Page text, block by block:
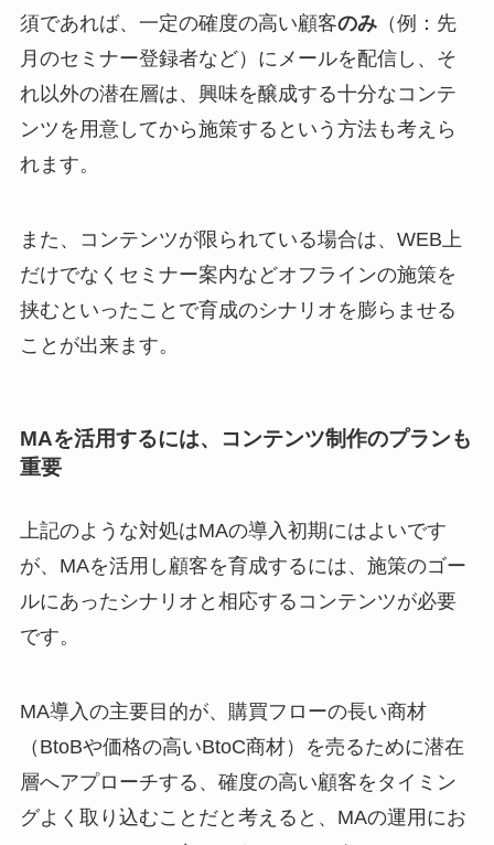
須であれば、一定の確度の高い顧客のみ（例：先
月のセミナー登録者など）にメールを配信し、そ
れ以外の潜在層は、興味を醸成する十分なコンテ
ンツを用意してから施策するという方法も考えら
れます。
また、コンテンツが限られている場合は、WEB上
だけでなくセミナー案内などオフラインの施策を
挟むといったことで育成のシナリオを膨らませる
ことが出来ます。
MAを活用するには、コンテンツ制作のプランも
重要
上記のような対処はMAの導入初期にはよいです
が、MAを活用し顧客を育成するには、施策のゴー
ルにあったシナリオと相応するコンテンツが必要
です。
MA導入の主要目的が、購買フローの長い商材
（BtoBや価格の高いBtoC商材）を売るために潜在
層へアプローチする、確度の高い顧客をタイミン
グよく取り込むことだと考えると、MAの運用にお